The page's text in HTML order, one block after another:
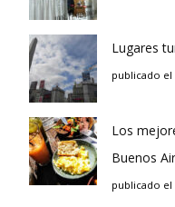
Lugares
publicado el
Los
Buenos
publicado el